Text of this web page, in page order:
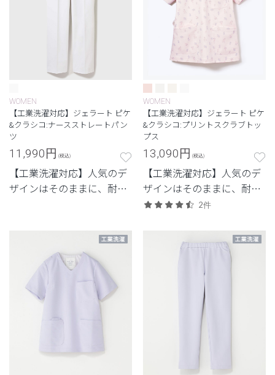
WOMEN
【工業洗濯対応】ジェラート ピケ
&クラシコ:ナースストレートパン
ツ
11,990円 (税込)
【工業洗濯対応】人気のデ
ザインはそのままに、耐久
WOMEN
【工業洗濯対応】ジェラート ピケ
&クラシコ:プリントスクラブトッ
プス
13,090円 (税込)
【工業洗濯対応】人気のデ
ザインはそのままに、耐久
性を兼ね備えたモデル
2件